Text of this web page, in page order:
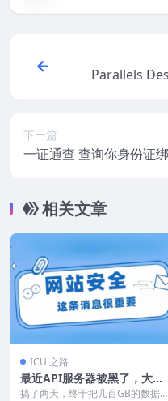
Parallels
下一篇
一证通查 查询你身份证
相关文章
ICU 之路
最近API服务器被黑了，大家
要注意服务器安全了
搞了两天，终于把几百GB的数据